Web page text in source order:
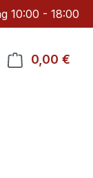
10:00 - 18:00
Produkte auf
0,00 €